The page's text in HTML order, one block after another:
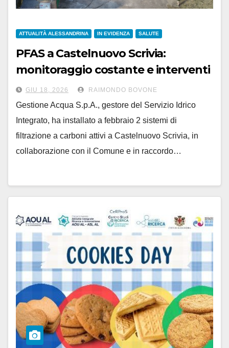
ATTUALITÀ ALESSANDRINA IN EVIDENZA SALUTE
PFAS a Castelnuovo Scrivia:
monitoraggio costante e interventi
sulla qualità dell’acqua
GIU 18, 2026 RAIMONDO BOVONE
Gestione Acqua S.p.A., gestore del Servizio Idrico
Integrato, ha installato a febbraio 2 sistemi di
filtrazione a carboni attivi a Castelnuovo Scrivia, in
collaborazione con il Comune e in raccordo…